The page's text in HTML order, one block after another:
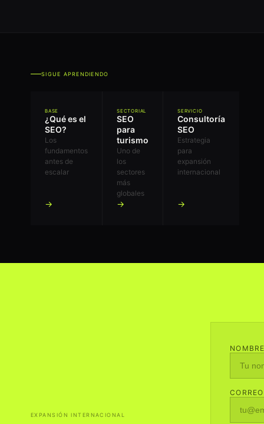
SIGUE APRENDIENDO
BASE
¿Qué es el
SEO?
Los
fundamentos
antes de
escalar
→
SECTORIAL
SEO
para
turismo
Uno de
los
sectores
más
globales
→
SERVICIO
Consultoría
SEO
Estrategia
para
expansión
internacional
→
EXPANSIÓN INTERNACIONAL
CORREO